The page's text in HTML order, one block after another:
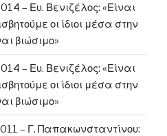
– Ευ. Βενιζέλος: «Είναι
οι ίδιοι μέσα στην
βιώσιμο»
– Ευ. Βενιζέλος: «Είναι
οι ίδιοι μέσα στην
βιώσιμο»
– Γ. Παπακωνσταντίνου: